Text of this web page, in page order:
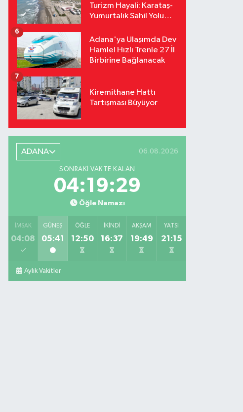
Turizm Hayali: Karataş-
Yumurtalık Sahil Yolu
Adana'ya Ulaşımda Dev
Hamle! Hızlı Trenle 27 İl
Birbirine Bağlanacak
6
Kiremithane Hattı
Tartışması Büyüyor
7
ADANA 06.08.2026
SONRAKI VAKTE KALAN
04:19:28
Öğle Namazı
İMSAK
04:08
GÜNEŞ
05:41
ÖĞLE
12:50
İKINDI
16:37
AKŞAM
19:49
YATSI
21:15
Aylık Vakitler